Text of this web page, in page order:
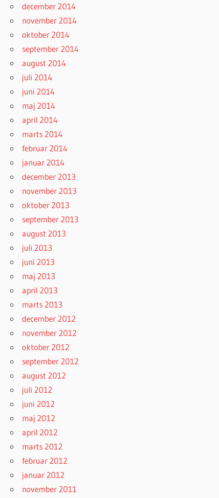
december 2014
november 2014
oktober 2014
september 2014
august 2014
juli 2014
juni 2014
maj 2014
april 2014
marts 2014
februar 2014
januar 2014
december 2013
november 2013
oktober 2013
september 2013
august 2013
juli 2013
juni 2013
maj 2013
april 2013
marts 2013
december 2012
november 2012
oktober 2012
september 2012
august 2012
juli 2012
juni 2012
maj 2012
april 2012
marts 2012
februar 2012
januar 2012
november 2011